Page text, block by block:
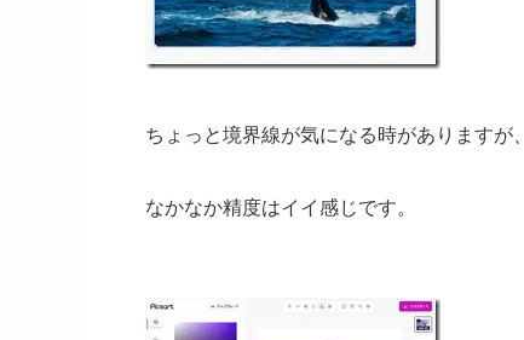
ちょっと境界線が気になる時がありますが、
なかなか精度はイイ感じです。